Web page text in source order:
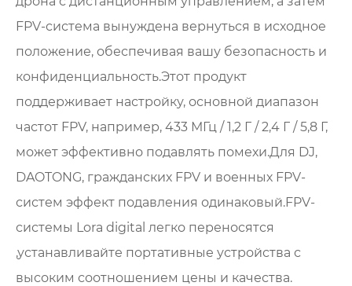
FPV-система вынуждена вернуться в исходное
положение, обеспечивая вашу безопасность и
конфиденциальность.Этот продукт
поддерживает настройку, основной диапазон
частот FPV, например, 433 МГц / 1,2 Г / 2,4 Г / 5,8 Г,
может эффективно подавлять помехи.Для DJ,
DAOTONG, гражданских FPV и военных FPV-
систем эффект подавления одинаковый.FPV-
системы Lora digital легко переносятся
,устанавливайте портативные устройства с
высоким соотношением цены и качества.